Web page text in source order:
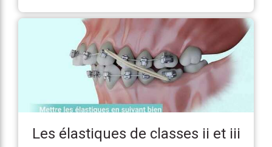
Les élastiques de classes ii et iii